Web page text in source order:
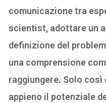
comunicazione tra
scientist, adottare un
definizione del
una comprensione
raggiungere. Solo
appieno il potenziale